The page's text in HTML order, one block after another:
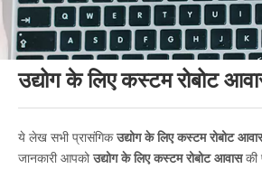
उद्योग के लिए कस्टम रोबोट
ये लेख सभी प्रासंगिकउद्योग के लिए कस्टम रोबोट
जानकारी आपकोउद्योग के लिए कस्टम रोबोट आवासकी